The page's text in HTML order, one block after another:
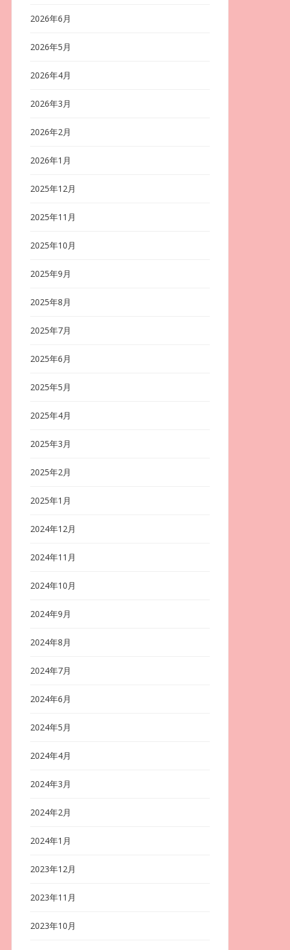
2026年6月
2026年5月
2026年4月
2026年3月
2026年2月
2026年1月
2025年12月
2025年11月
2025年10月
2025年9月
2025年8月
2025年7月
2025年6月
2025年5月
2025年4月
2025年3月
2025年2月
2025年1月
2024年12月
2024年11月
2024年10月
2024年9月
2024年8月
2024年7月
2024年6月
2024年5月
2024年4月
2024年3月
2024年2月
2024年1月
2023年12月
2023年11月
2023年10月